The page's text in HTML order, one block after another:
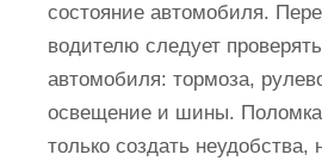
состояние автомобиля.
водителю следует
автомобиля: тормоза,
освещение и шины. Поломка
только создать неудобства,